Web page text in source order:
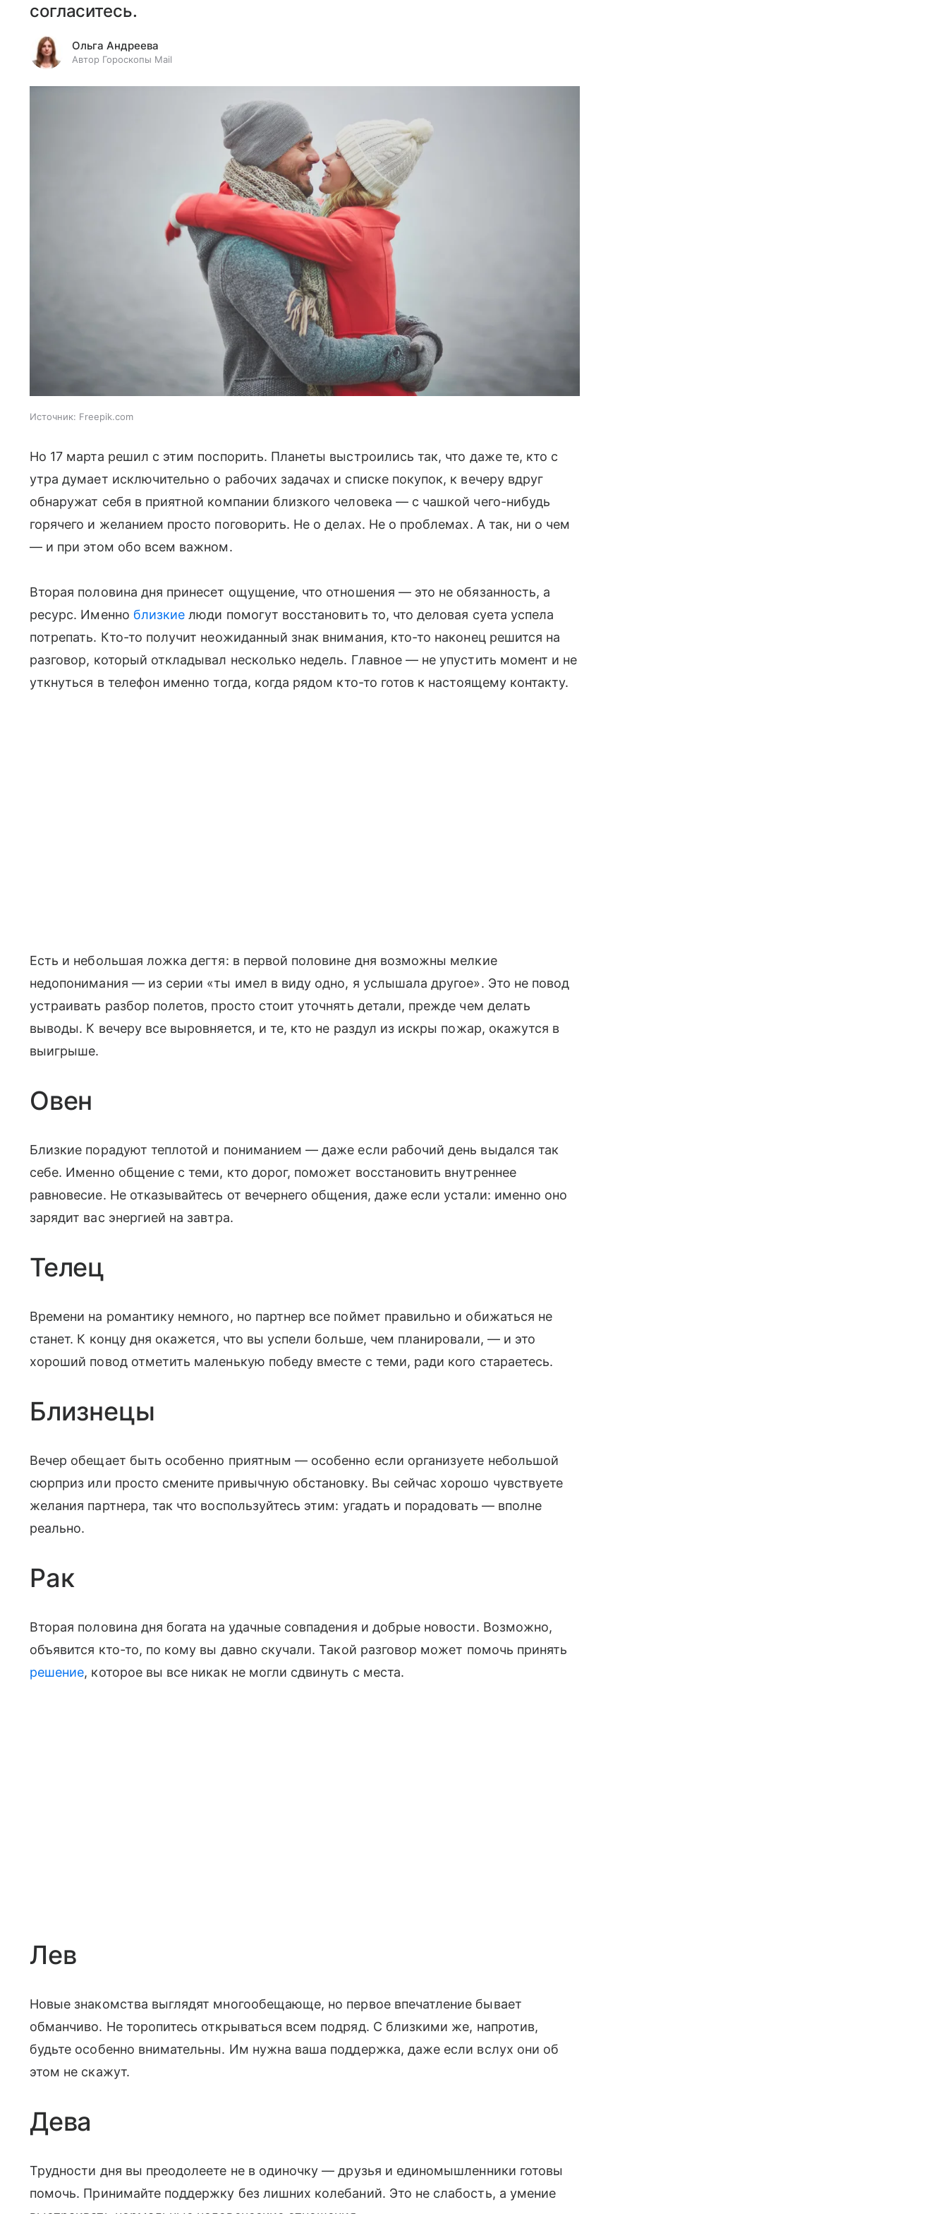
согласитесь.
Ольга Андреева
Автор Гороскопы Mail
Источник: Freepik.com
Но 17 марта решил с этим поспорить. Планеты выстроились так, что даже те, кто с
утра думает исключительно о рабочих задачах и списке покупок, к вечеру вдруг
обнаружат себя в приятной компании близкого человека — с чашкой чего-нибудь
горячего и желанием просто поговорить. Не о делах. Не о проблемах. А так, ни о чем
— и при этом обо всем важном.
Вторая половина дня принесет ощущение, что отношения — это не обязанность, а
ресурс. Именно близкие люди помогут восстановить то, что деловая суета успела
потрепать. Кто-то получит неожиданный знак внимания, кто-то наконец решится на
разговор, который откладывал несколько недель. Главное — не упустить момент и не
уткнуться в телефон именно тогда, когда рядом кто-то готов к настоящему контакту.
Есть и небольшая ложка дегтя: в первой половине дня возможны мелкие
недопонимания — из серии «ты имел в виду одно, я услышала другое». Это не повод
устраивать разбор полетов, просто стоит уточнять детали, прежде чем делать
выводы. К вечеру все выровняется, и те, кто не раздул из искры пожар, окажутся в
выигрыше.
Овен
Близкие порадуют теплотой и пониманием — даже если рабочий день выдался так
себе. Именно общение с теми, кто дорог, поможет восстановить внутреннее
равновесие. Не отказывайтесь от вечернего общения, даже если устали: именно оно
зарядит вас энергией на завтра.
Телец
Времени на романтику немного, но партнер все поймет правильно и обижаться не
станет. К концу дня окажется, что вы успели больше, чем планировали, — и это
хороший повод отметить маленькую победу вместе с теми, ради кого стараетесь.
Близнецы
Вечер обещает быть особенно приятным — особенно если организуете небольшой
сюрприз или просто смените привычную обстановку. Вы сейчас хорошо чувствуете
желания партнера, так что воспользуйтесь этим: угадать и порадовать — вполне
реально.
Рак
Вторая половина дня богата на удачные совпадения и добрые новости. Возможно,
объявится кто-то, по кому вы давно скучали. Такой разговор может помочь принять
решение, которое вы все никак не могли сдвинуть с места.
Лев
Новые знакомства выглядят многообещающе, но первое впечатление бывает
обманчиво. Не торопитесь открываться всем подряд. С близкими же, напротив,
будьте особенно внимательны. Им нужна ваша поддержка, даже если вслух они об
этом не скажут.
Дева
Трудности дня вы преодолеете не в одиночку — друзья и единомышленники готовы
помочь. Принимайте поддержку без лишних колебаний. Это не слабость, а умение